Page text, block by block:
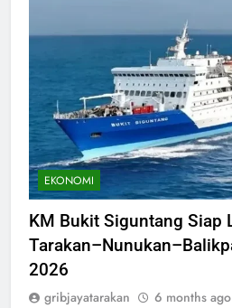
EKONOMI
KM Bukit Siguntang Siap
2026
gribjayatarakan 6 months ago